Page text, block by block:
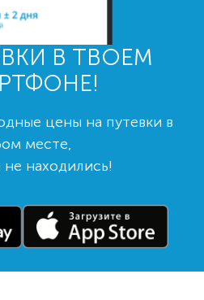
В ТВОЕМ
цены на путевки в
месте,
находились!